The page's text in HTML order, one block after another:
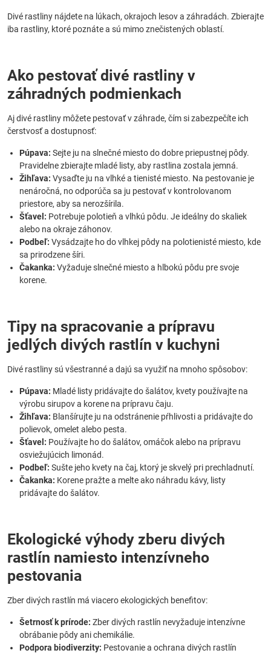
Divé rastliny nájdete na lúkach, okrajoch lesov a záhradách. Zbierajte
iba rastliny, ktoré poznáte a sú mimo znečistených oblastí.
Ako pestovať divé rastliny v
záhradných podmienkach
Aj divé rastliny môžete pestovať v záhrade, čím si zabezpečíte ich
čerstvosť a dostupnosť:
Púpava: Sejte ju na slnečné miesto do dobre priepustnej pôdy.
Pravidelne zbierajte mladé listy, aby rastlina zostala jemná.
Žihľava: Vysaďte ju na vlhké a tienisté miesto. Na pestovanie je
nenáročná, no odporúča sa ju pestovať v kontrolovanom
priestore, aby sa nerozšírila.
Šťavel: Potrebuje polotieň a vlhkú pôdu. Je ideálny do skaliek
alebo na okraje záhonov.
Podbeľ: Vysádzajte ho do vlhkej pôdy na polotienisté miesto, kde
sa prirodzene šíri.
Čakanka: Vyžaduje slnečné miesto a hlbokú pôdu pre svoje
korene.
Tipy na spracovanie a prípravu
jedlých divých rastlín v kuchyni
Divé rastliny sú všestranné a dajú sa využiť na mnoho spôsobov:
Púpava: Mladé listy pridávajte do šalátov, kvety používajte na
výrobu sirupov a korene na prípravu čaju.
Žihľava: Blanšírujte ju na odstránenie pŕhlivosti a pridávajte do
polievok, omelet alebo pesta.
Šťavel: Používajte ho do šalátov, omáčok alebo na prípravu
osviežujúcich limonád.
Podbeľ: Sušte jeho kvety na čaj, ktorý je skvelý pri prechladnutí.
Čakanka: Korene pražte a melte ako náhradu kávy, listy
pridávajte do šalátov.
Ekologické výhody zberu divých
rastlín namiesto intenzívneho
pestovania
Zber divých rastlín má viacero ekologických benefitov:
Šetrnosť k prírode: Zber divých rastlín nevyžaduje intenzívne
obrábanie pôdy ani chemikálie.
Podpora biodiverzity: Pestovanie a ochrana divých rastlín